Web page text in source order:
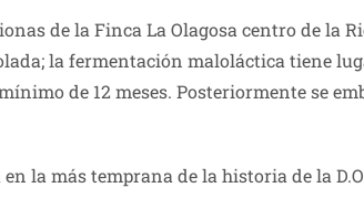
de la Finca La Olagosa centro de la
la fermentación maloláctica tiene
de 12 meses. Posteriormente se
la más temprana de la historia de la